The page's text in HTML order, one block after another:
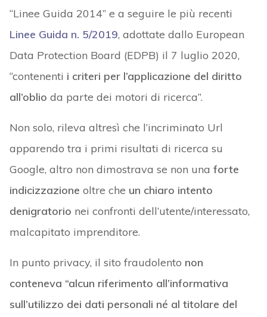
“Linee Guida 2014” e a seguire le più recenti
Linee Guida n. 5/2019, adottate dallo European
Data Protection Board (EDPB) il 7 luglio 2020,
“contenenti i criteri per l’applicazione del diritto
all’oblio da parte dei motori di ricerca”.
Non solo, rileva altresì che l’incriminato Url
apparendo tra i primi risultati di ricerca su
Google, altro non dimostrava se non una forte
indicizzazione oltre che un chiaro intento
denigratorio nei confronti dell’utente/interessato,
malcapitato imprenditore.
In punto privacy, il sito fraudolento non
conteneva “alcun riferimento all’informativa
sull’utilizzo dei dati personali né al titolare del